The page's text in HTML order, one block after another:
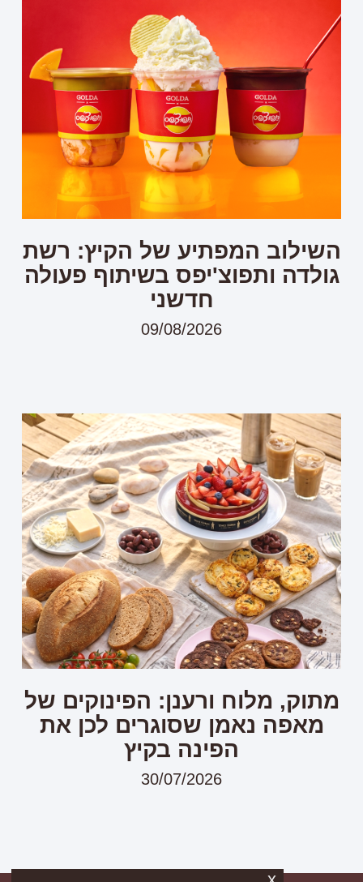
השילוב המפתיע של הקיץ: רשת
גולדה ותפוצ'יפס בשיתוף פעולה
חדשני
09/08/2026
מתוק, מלוח ורענן: הפינוקים של
מאפה נאמן שסוגרים לכן את
הפינה בקיץ
30/07/2026